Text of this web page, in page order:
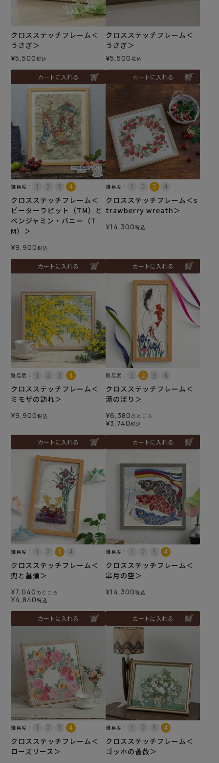
クロスステッチフレーム＜
うさぎ＞
¥5,500税込
カートに入れる
クロスステッチフレーム＜
うさぎ＞
¥5,500税込
カートに入れる
難易度：
クロスステッチフレーム＜
ピーターラビット（TM）と
ベンジャミン・バニー（T
M）＞
¥9,900税込
カートに入れる
難易度：
クロスステッチフレーム＜s
trawberry wreath＞
¥14,300税込
カートに入れる
難易度：
クロスステッチフレーム＜
ミモザの訪れ＞
¥9,900税込
カートに入れる
難易度：
クロスステッチフレーム＜
滝のぼり＞
¥6,380 のところ
¥3,740税込
カートに入れる
難易度：
クロスステッチフレーム＜
兜と菖蒲＞
¥7,040 のところ
¥4,840税込
カートに入れる
難易度：
クロスステッチフレーム＜
皐月の空＞
¥14,300税込
カートに入れる
難易度：
クロスステッチフレーム＜
ローズリース＞
難易度：
クロスステッチフレーム＜
ゴッホの薔薇＞